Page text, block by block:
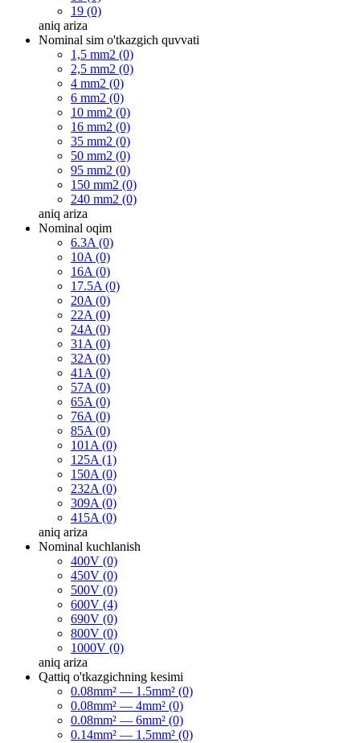
19 (0)
aniq ariza
Nominal sim o'tkazgich quvvati
1,5 mm2 (0)
2,5 mm2 (0)
4 mm2 (0)
6 mm2 (0)
10 mm2 (0)
16 mm2 (0)
35 mm2 (0)
50 mm2 (0)
95 mm2 (0)
150 mm2 (0)
240 mm2 (0)
aniq ariza
Nominal oqim
6.3A (0)
10A (0)
16A (0)
17.5A (0)
20A (0)
22A (0)
24A (0)
31A (0)
32A (0)
41A (0)
57A (0)
65A (0)
76A (0)
85A (0)
101A (0)
125A (1)
150A (0)
232A (0)
309A (0)
415A (0)
aniq ariza
Nominal kuchlanish
400V (0)
450V (0)
500V (0)
600V (4)
690V (0)
800V (0)
1000V (0)
aniq ariza
Qattiq o'tkazgichning kesimi
0.08mm² — 1.5mm² (0)
0.08mm² — 4mm² (0)
0.08mm² — 6mm² (0)
0.14mm² — 1.5mm² (0)